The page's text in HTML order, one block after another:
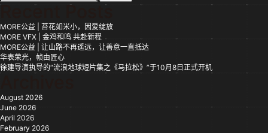
Recent Posts
MORE公益 | 苔花如米小，因爱绽放
MORE VFX | 金鸡和鸣 共赴新程
MORE公益 | 让山路不再遥远，让善意一直抵达
华表荣光，帧由匠心
徐建导演执导的“流浪地球短片集之《马拉松》”于10月8日正式开机
August 2026
June 2026
April 2026
February 2026